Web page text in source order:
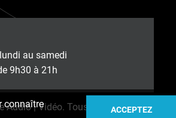
au samedi
9h30 à 21h
Audio | Vidéo. Tous droits réservés.
connaître
ACCEPTEZ